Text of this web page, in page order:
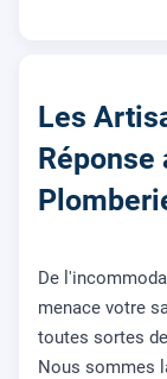
Les
Réponse
De
menace votre
toutes sortes
Nous sommes